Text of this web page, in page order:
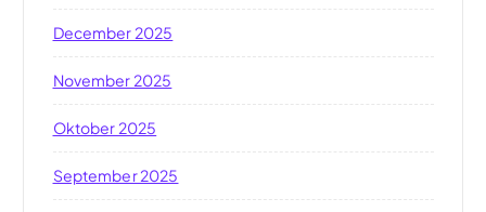
December 2025
November 2025
Oktober 2025
September 2025